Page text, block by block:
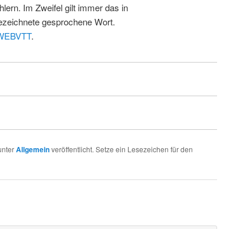
Im Zweifel gilt immer das in
gesprochene Wort.
.
Allgemeinveröffentlicht. Setze ein Lesezeichen für den